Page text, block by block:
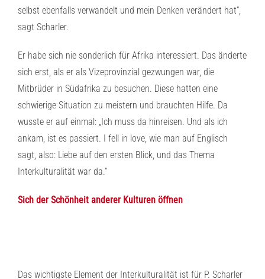
selbst ebenfalls verwandelt und mein Denken verändert hat“,
sagt Scharler.
Er habe sich nie sonderlich für Afrika interessiert. Das änderte
sich erst, als er als Vizeprovinzial gezwungen war, die
Mitbrüder in Südafrika zu besuchen. Diese hatten eine
schwierige Situation zu meistern und brauchten Hilfe. Da
wusste er auf einmal: „Ich muss da hinreisen. Und als ich
ankam, ist es passiert. I fell in love, wie man auf Englisch
sagt, also: Liebe auf den ersten Blick, und das Thema
Interkulturalität war da.“
Sich der Schönheit anderer Kulturen öffnen
Das wichtigste Element der Interkulturalität ist für P. Scharler